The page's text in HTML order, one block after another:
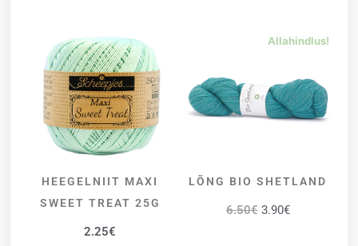
VALI
HEEGELNIIT MAXI
SWEET TREAT 25G
2.25€
Allahindlus!
VALI
LÕNG BIO SHETLAND
6.50€ 3.90€